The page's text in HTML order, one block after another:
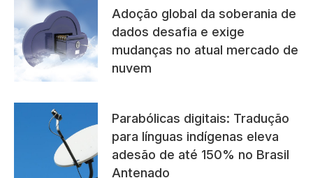
Adoção global da soberania de
dados desafia e exige
mudanças no atual mercado de
nuvem
Parabólicas digitais: Tradução
para línguas indígenas eleva
adesão de até 150% no Brasil
Antenado